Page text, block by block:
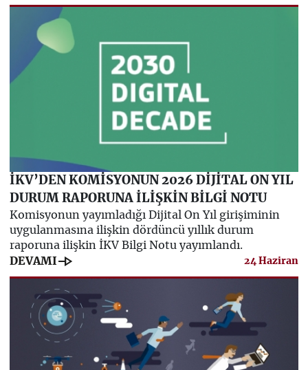
İKV’DEN KOMİSYONUN 2026 DİJİTAL ON YIL
DURUM RAPORUNA İLİŞKİN BİLGİ NOTU
Komisyonun yayımladığı Dijital On Yıl girişiminin
uygulanmasına ilişkin dördüncü yıllık durum
raporuna ilişkin İKV Bilgi Notu yayımlandı.
DEVAMI line_end_arrow 24 Haziran